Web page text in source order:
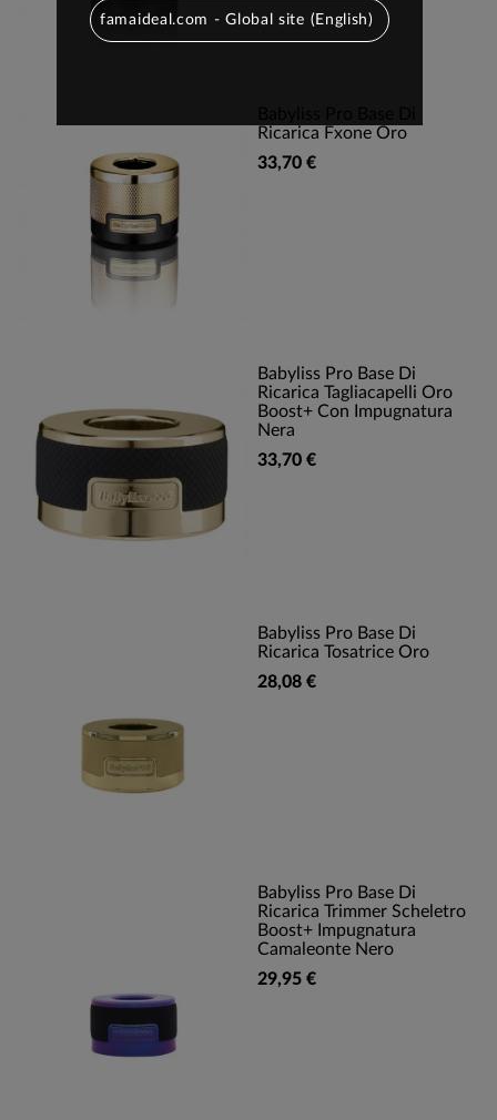
Ricarica Fxone Oro
33,70 €
Babyliss Pro Base Di
Ricarica Tagliacapelli Oro
Boost+ Con Impugnatura
Nera
33,70 €
Babyliss Pro Base Di
Ricarica Tosatrice Oro
28,08 €
Babyliss Pro Base Di
Ricarica Trimmer Scheletro
Boost+ Impugnatura
Camaleonte Nero
29,95 €
famaideal.com - Global site (English)